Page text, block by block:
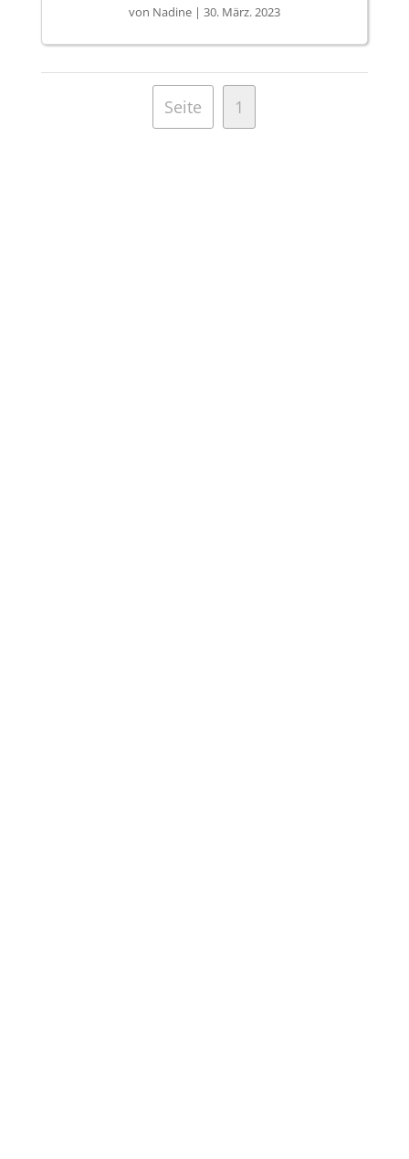
von Nadine| 30. März. 2023
Seite 1